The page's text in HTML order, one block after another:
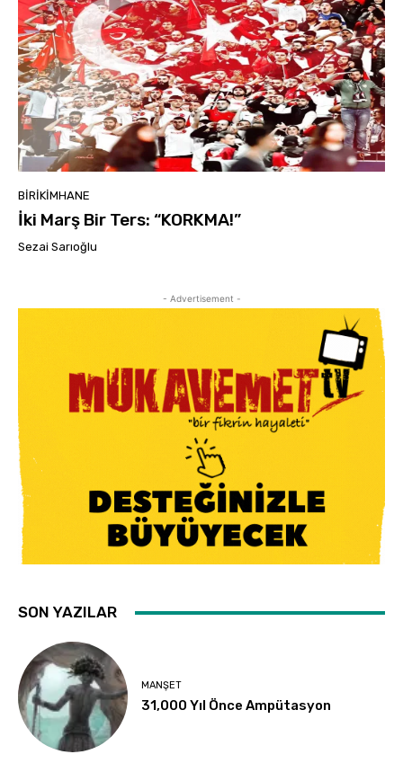
BIRIKIMHANE
İki Marş Bir Ters: “KORKMA!”
Sezai Sarıoğlu
- Advertisement -
SON YAZILAR
MANŞET
31,000 Yıl Önce Ampütasyon